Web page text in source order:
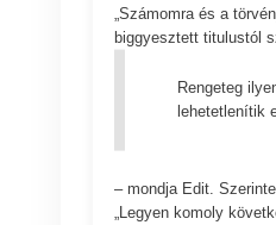
„Számomra és a
biggyesztett titulustól
Rengeteg
lehetetlenítik
– mondja Edit.
„Legyen komoly